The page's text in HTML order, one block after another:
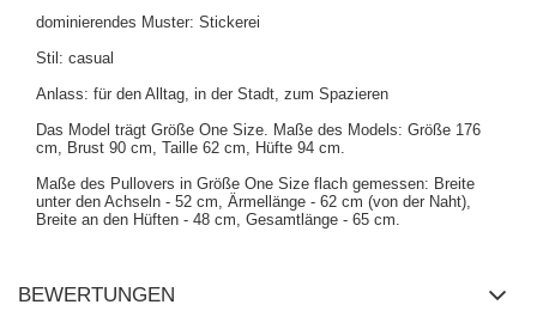
dominierendes Muster: Stickerei
Stil: casual
Anlass: für den Alltag, in der Stadt, zum Spazieren
Das Model trägt Größe One Size. Maße des Models: Größe 176
cm, Brust 90 cm, Taille 62 cm, Hüfte 94 cm.
Maße des Pullovers in Größe One Size flach gemessen: Breite
unter den Achseln - 52 cm, Ärmellänge - 62 cm (von der Naht),
Breite an den Hüften - 48 cm, Gesamtlänge - 65 cm.
BEWERTUNGEN